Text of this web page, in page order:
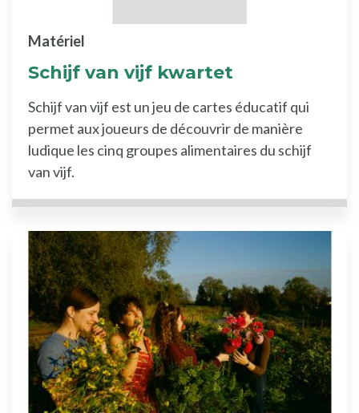
Schijf van vijf kwartet
Matériel
Schijf van vijf est un jeu de cartes éducatif qui
permet aux joueurs de découvrir de manière
ludique les cinq groupes alimentaires du schijf
van vijf.